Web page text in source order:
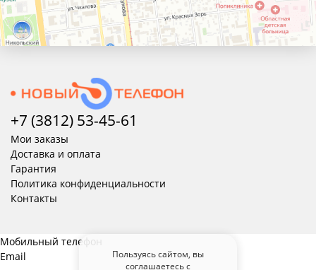
+7 (3812) 53-45-61
Мои заказы
Доставка и оплата
Гарантия
Политика конфиденциальности
Контакты
Пользуясь сайтом, вы
соглашаетесь с
Мобильный телефон
Email